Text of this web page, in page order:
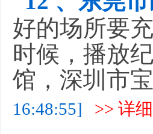
好的场所要
时候，播放
馆，深圳市
16:48:55] >> 详细